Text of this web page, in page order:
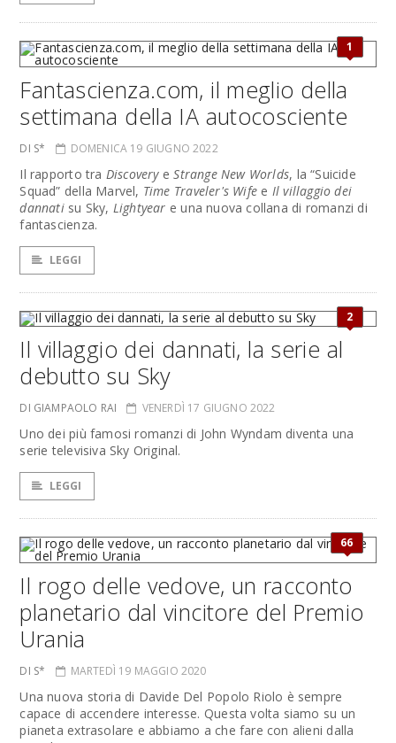
1
Fantascienza.com, il meglio della
settimana della IA autocosciente
DI S* DOMENICA 19 GIUGNO 2022
Il rapporto tra DiscoveryeStrange New Worlds, la “Suicide
Squad” della Marvel, Time Traveler's Wife e Il villaggio dei
dannatisu Sky, Lightyear e una nuova collana di romanzi di
fantascienza.
LEGGI
2
Il villaggio dei dannati, la serie al
debutto su Sky
DI GIAMPAOLO RAI VENERDÌ 17 GIUGNO 2022
Uno dei più famosi romanzi di John Wyndam diventa una
serie televisiva Sky Original.
LEGGI
66
Il rogo delle vedove, un racconto
planetario dal vincitore del Premio
Urania
DI S* MARTEDÌ 19 MAGGIO 2020
Una nuova storia di Davide Del Popolo Riolo è sempre
capace di accendere interesse. Questa volta siamo su un
pianeta extrasolare e abbiamo a che fare con alieni dalla